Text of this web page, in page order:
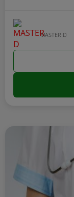
MASTER D